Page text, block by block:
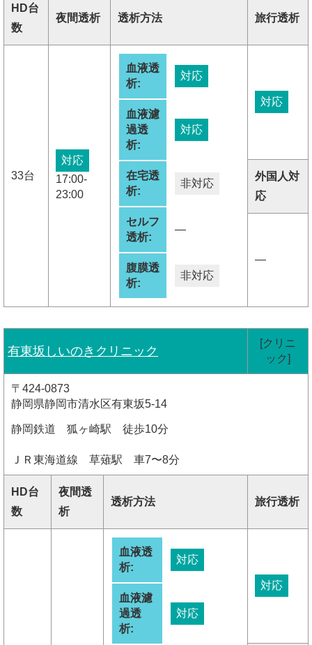
HD台
数
夜間透析 透析方法 旅行透析
33台
対応
17:00-
23:00
血液透
析:
対応
血液濾
過透
析:
対応
在宅透
析:
非対応
セルフ
透析:
―
腹膜透
析:
非対応
対応
外国人対
応
―
有東坂しいのきクリニック
[クリニ
ック]
〒424-0873
静岡県静岡市清水区有東坂5-14
静岡鉄道 狐ヶ崎駅 徒歩10分
ＪＲ東海道線 草薙駅 車7〜8分
HD台
数
夜間透
析
透析方法 旅行透析
血液透
析:
対応
血液濾
過透
析:
対応
対応